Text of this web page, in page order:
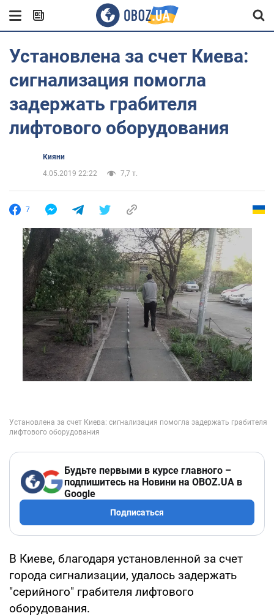
Установлена за счет Киева:
сигнализация помогла
задержать грабителя
лифтового оборудования
Кияни
4.05.2019 22:22
7,7 т.
7
Будьте первыми в курсе главного –
подпишитесь на Новини на OBOZ.UA в
Google
Подписаться
В Киеве, благодаря установленной за счет
города сигнализации, удалось задержать
"серийного" грабителя лифтового
оборудования.